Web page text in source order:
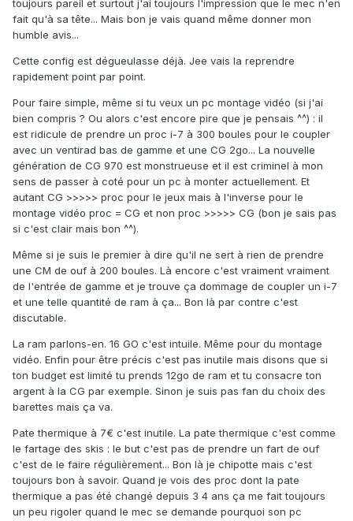
toujours pareil et surtout j'ai toujours l'impression que le mec n'en
fait qu'à sa tête... Mais bon je vais quand même donner mon
humble avis...
Cette config est dégueulasse déjà. Jee vais la reprendre
rapidement point par point.
Pour faire simple, même si tu veux un pc montage vidéo (si j'ai
bien compris ? Ou alors c'est encore pire que je pensais ^^) : il
est ridicule de prendre un proc i-7 à 300 boules pour le coupler
avec un ventirad bas de gamme et une CG 2go... La nouvelle
génération de CG 970 est monstrueuse et il est criminel à mon
sens de passer à coté pour un pc à monter actuellement. Et
autant CG >>>>> proc pour le jeux mais à l'inverse pour le
montage vidéo proc = CG et non proc >>>>> CG (bon je sais pas
si c'est clair mais bon ^^).
Même si je suis le premier à dire qu'il ne sert à rien de prendre
une CM de ouf à 200 boules. Là encore c'est vraiment vraiment
de l'entrée de gamme et je trouve ça dommage de coupler un i-7
et une telle quantité de ram à ça... Bon là par contre c'est
discutable.
La ram parlons-en. 16 GO c'est intuile. Même pour du montage
vidéo. Enfin pour être précis c'est pas inutile mais disons que si
ton budget est limité tu prends 12go de ram et tu consacre ton
argent à la CG par exemple. Sinon je suis pas fan du choix des
barettes mais ça va.
Pate thermique à 7€ c'est inutile. La pate thermique c'est comme
le fartage des skis : le but c'est pas de prendre un fart de ouf
c'est de le faire régulièrement... Bon là je chipotte mais c'est
toujours bon à savoir. Quand je vois des proc dont la pate
thermique a pas été changé depuis 3 4 ans ça me fait toujours
un peu rigoler quand le mec se demande pourquoi son pc